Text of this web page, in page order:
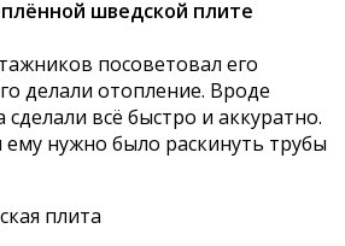
шведской плите
посоветовал его
делали отопление. Вроде
всё быстро и аккуратно.
нужно было раскинуть трубы